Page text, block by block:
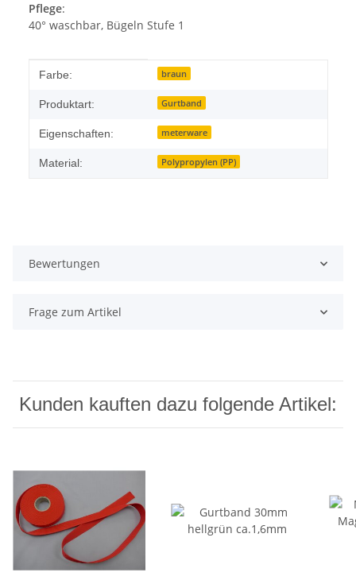
Pflege:
40° waschbar, Bügeln Stufe 1
Produkteigenschaft
Wert
Farbe: braun
Produktart: Gurtband
Eigenschaften: meterware
Material: Polypropylen (PP)
Bewertungen
Frage zum Artikel
Kunden kauften dazu folgende Artikel: